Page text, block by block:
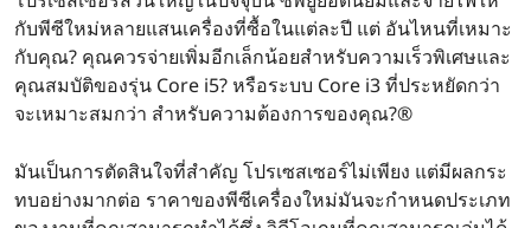
n
e
5
กับพีซีใหม่หลายแสนเครื่องที่ซื้อในแต่ละปี แต่ อันไหนที่เหมาะ
กับคุณ? คุณควรจ่ายเพิ่มอีกเล็กน้อยสําหรับความเร็วพิเศษและ
คุณสมบัติของรุ่น Core i5? หรือระบบ Core i3 ที่ประหยัดกว่า
จะเหมาะสมกว่า สําหรับความต้องการของคุณ?®
มันเป็นการตัดสินใจที่สําคัญ โปรเซสเซอร์ไม่เพียง แต่มีผลกระ
ทบอย่างมากต่อ ราคาของพีซีเครื่องใหม่มันจะกําหนดประเภท